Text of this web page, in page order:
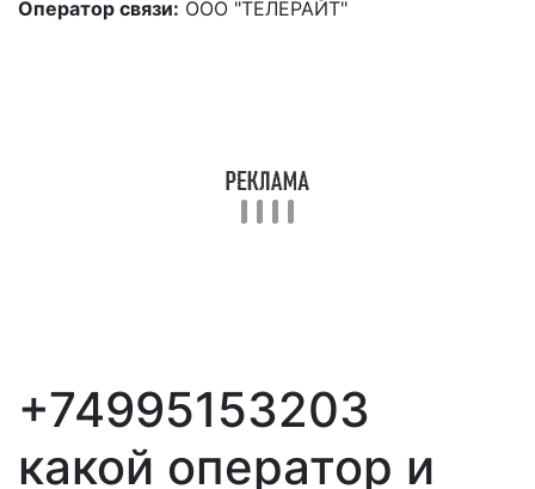
Оператор связи: ООО "ТЕЛЕРАЙТ"
+74995153203
какой оператор и